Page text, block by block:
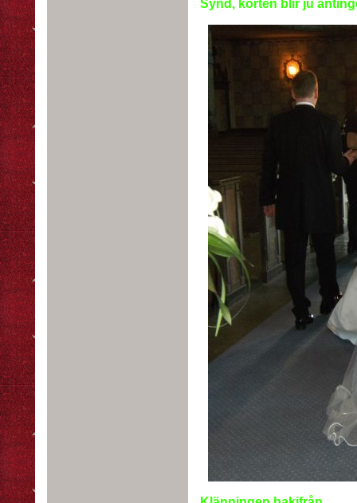
Synd, korten blir ju